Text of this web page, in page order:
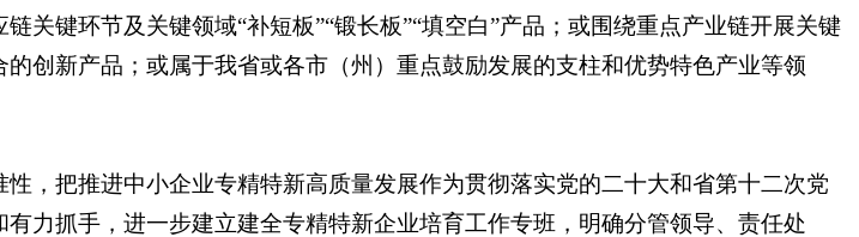
关键环节及关键领域“补短板”“锻长板”“填空白”产品；或围绕重点产业链开展关键
创新产品；或属于我省或各市（州）重点鼓励发展的支柱和优势特色产业等领
，把推进中小企业专精特新高质量发展作为贯彻落实党的二十大和省第十二次党
力抓手，进一步建立建全专精特新企业培育工作专班，明确分管领导、责任处